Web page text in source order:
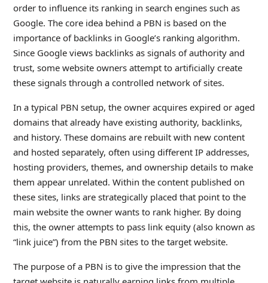
order to influence its ranking in search engines such as
Google. The core idea behind a PBN is based on the
importance of backlinks in Google’s ranking algorithm.
Since Google views backlinks as signals of authority and
trust, some website owners attempt to artificially create
these signals through a controlled network of sites.
In a typical PBN setup, the owner acquires expired or aged
domains that already have existing authority, backlinks,
and history. These domains are rebuilt with new content
and hosted separately, often using different IP addresses,
hosting providers, themes, and ownership details to make
them appear unrelated. Within the content published on
these sites, links are strategically placed that point to the
main website the owner wants to rank higher. By doing
this, the owner attempts to pass link equity (also known as
“link juice”) from the PBN sites to the target website.
The purpose of a PBN is to give the impression that the